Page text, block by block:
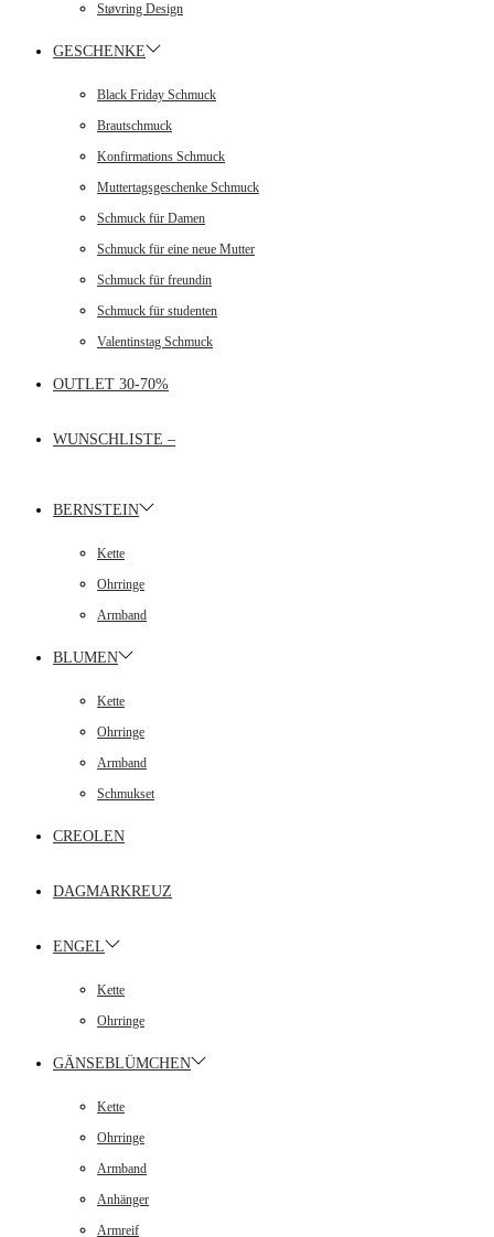
Støvring Design
GESCHENKE
Black Friday Schmuck
Brautschmuck
Konfirmations Schmuck
Muttertagsgeschenke Schmuck
Schmuck für Damen
Schmuck für eine neue Mutter
Schmuck für freundin
Schmuck für studenten
Valentinstag Schmuck
OUTLET 30-70%
WUNSCHLISTE –
BERNSTEIN
Kette
Ohrringe
Armband
BLUMEN
Kette
Ohrringe
Armband
Schmukset
CREOLEN
DAGMARKREUZ
ENGEL
Kette
Ohrringe
GÄNSEBLÜMCHEN
Kette
Ohrringe
Armband
Anhänger
Armreif